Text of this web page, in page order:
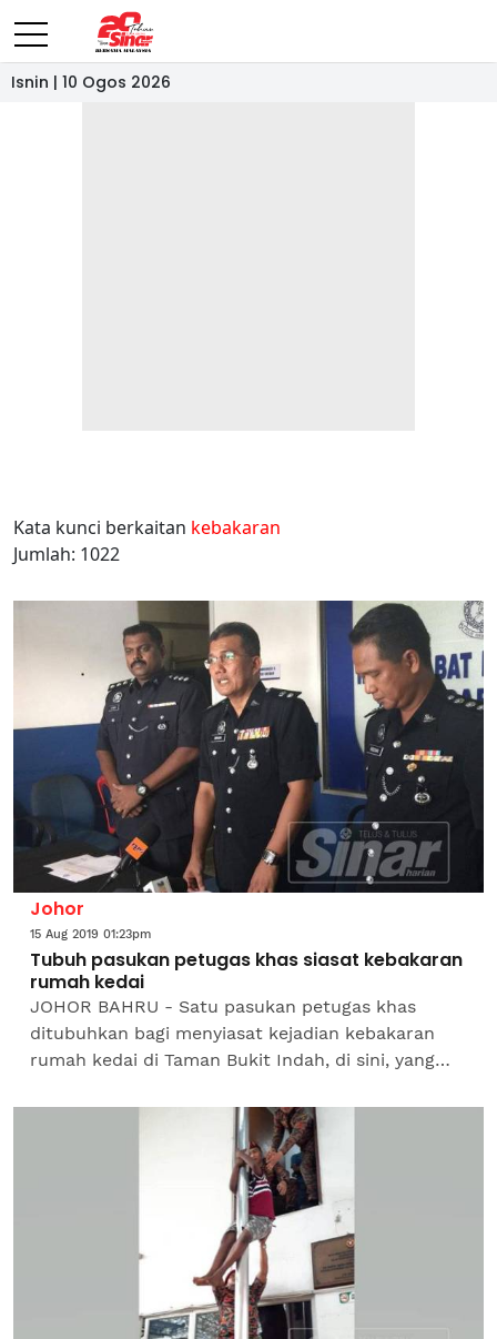
Isnin | 10 Ogos 2026
Kata kunci berkaitan kebakaran
Jumlah: 1022
Johor
15 Aug 2019 01:23pm
Tubuh pasukan petugas khas siasat kebakaran
rumah kedai
JOHOR BAHRU - Satu pasukan petugas khas
ditubuhkan bagi menyiasat kejadian kebakaran
rumah kedai di Taman Bukit Indah, di sini, yang
Polis Daerah...